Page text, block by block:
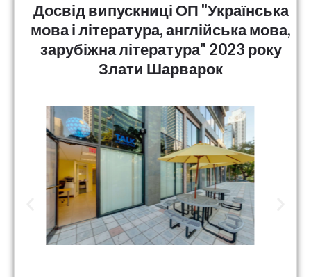
Досвід випускниці ОП "Українська
мова і література, англійська мова,
зарубіжна література" 2023 року
Злати Шарварок